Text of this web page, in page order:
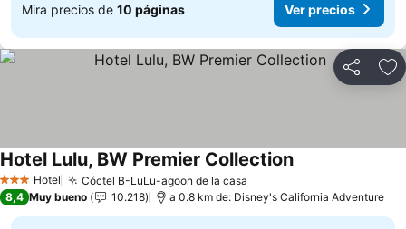
Mira precios de 10 páginas Ver precios
Compartir
3 Estrellas
Hotel Cóctel B-LuLu-agoon de la casa
Hotel Lulu, BW Premier Collection
8,4 Muy bueno 10.218 a 0.8 km de: Disney's California Adventure